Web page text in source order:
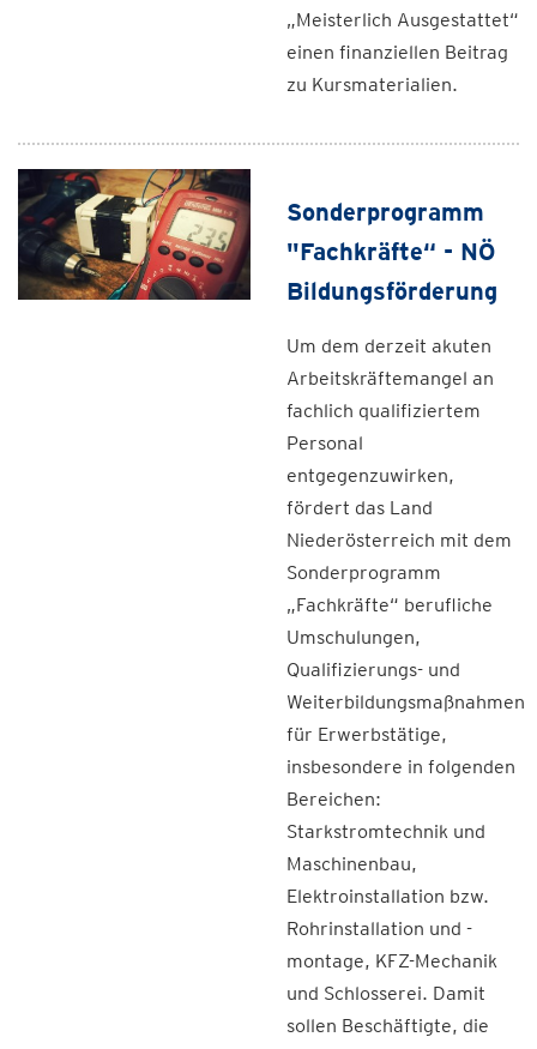
„Meisterlich Ausgestattet“
einen finanziellen Beitrag
zu Kursmaterialien.
Sonderprogramm
"Fachkräfte“ - NÖ
Bildungsförderung
Um dem derzeit akuten
Arbeitskräftemangel an
fachlich qualifiziertem
Personal
entgegenzuwirken,
fördert das Land
Niederösterreich mit dem
Sonderprogramm
„Fachkräfte“ berufliche
Umschulungen,
Qualifizierungs- und
Weiterbildungsmaßnahmen
für Erwerbstätige,
insbesondere in folgenden
Bereichen:
Starkstromtechnik und
Maschinenbau,
Elektroinstallation bzw.
Rohrinstallation und -
montage, KFZ-Mechanik
und Schlosserei. Damit
sollen Beschäftigte, die